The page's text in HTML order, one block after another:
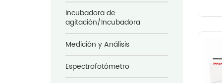
Incubadora de
agitación/Incubadora
Medición y Análisis
Espectrofotómetro